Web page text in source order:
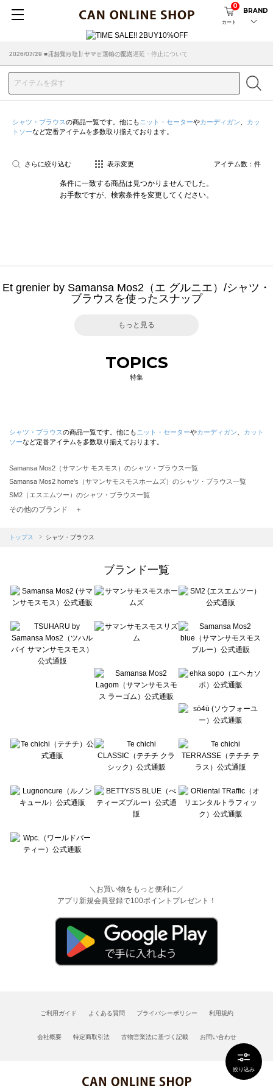
カート
0
BRAND
2026/07/29 ■【お知らせ】ヤマト運輸の配送遅延・停止について
2026/03/18 ■店舗受け取りサービスのご案内
絞り込み
シャツ・ブラウスの商品一覧です。他にも ニット・セーターやカーディガン
カッ
トソーなど定番アイテムを多数取り揃えております。
さらに絞り込む 表示変更 アイテム数： 件
条件に一致する商品は見つかりませんでした。
お手数ですが、検索条件を変更してください。
Et grenier by Samansa Mos2（エ グルニエ）/シャツ・
ブラウスを使ったスナップ
もっと見る
TOPICS
特集
シャツ・ブラウスの商品一覧です。他にも ニット・セーターやカーディガン
カット
ソーなど定番アイテムを多数取り揃えております。
Samansa Mos2（サマンサ モスモス）のシャツ・ブラウス一覧
Samansa Mos2 home's（サマンサモスモスホームズ）のシャツ・ブラウス一覧
SM2（エスエムツー）のシャツ・ブラウス一覧
Samansa Mos2 blue（サマンサモスモス ブルー）のシャツ・ブラウス一覧
sō4ū（ソウフォーユー）のシャツ・ブラウス一覧
Te chichi（テチチ）のシャツ・ブラウス一覧
Te chichi CLASSIC（テチチ クラシック）のシャツ・ブラウス一覧
Lugnoncure（ルノンキュール）のシャツ・ブラウス一覧
BETTY'S BLUE（べティーズブルー）のシャツ・ブラウス一覧
Wpc.（ワールドパーティー）のシャツ・ブラウス一覧
その他のブランド ＋
トップス シャツ・ブラウス
ブランド一覧
＼お買い物をもっと便利に／
アプリ新規会員登録で100ポイントプレゼント！
ご利用ガイド よくある質問 プライバシーポリシー 利用規約
会社概要 特定商取引法 古物営業法に基づく記載 お問い合わせ